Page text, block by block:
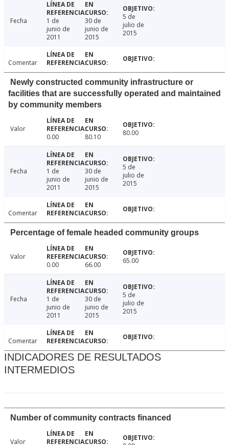
Fecha
1 de
junio de
2011
30 de
junio de
2015
5 de
julio de
2015
Comentar
Newly constructed community infrastructure or
facilities that are successfully operated and maintained
by community members
Valor
0.00
80.10 80.00
Fecha
1 de
junio de
2011
30 de
junio de
2015
5 de
julio de
2015
Comentar
Percentage of female headed community groups
Valor
0.00
66.00 65.00
Fecha
1 de
junio de
2011
30 de
junio de
2015
5 de
julio de
2015
Comentar
INDICADORES DE RESULTADOS
INTERMEDIOS
Number of community contracts financed
Valor